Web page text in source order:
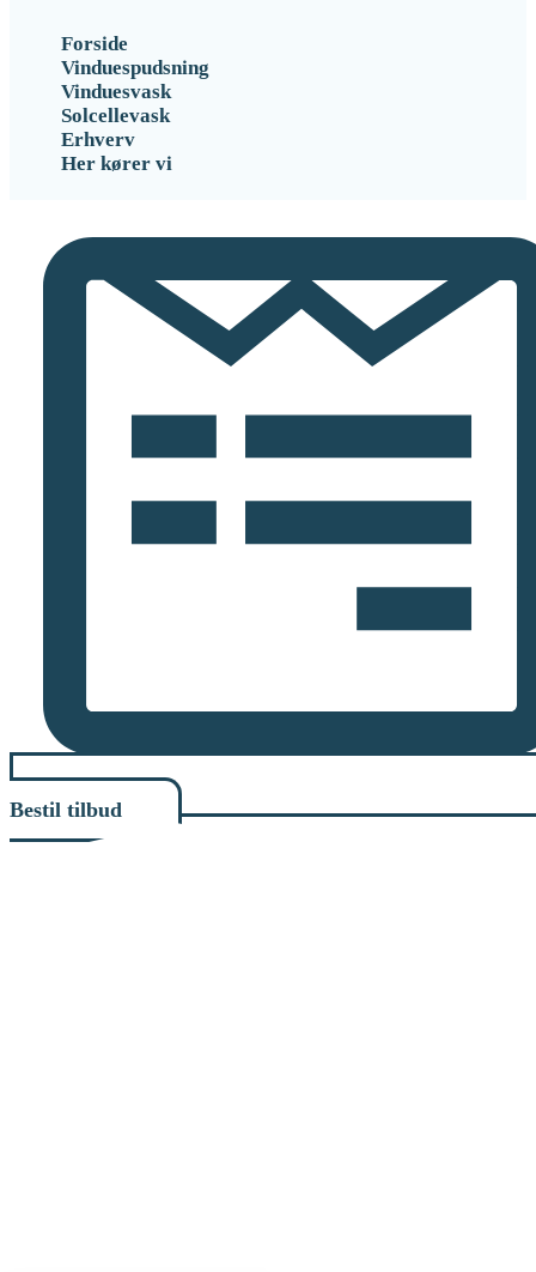
Forside
Vinduespudsning
Vinduesvask
Solcellevask
Erhverv
Her kører vi
Bestil tilbud